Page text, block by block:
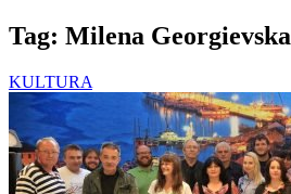
Tag: Milena Georgievska
KULTURA